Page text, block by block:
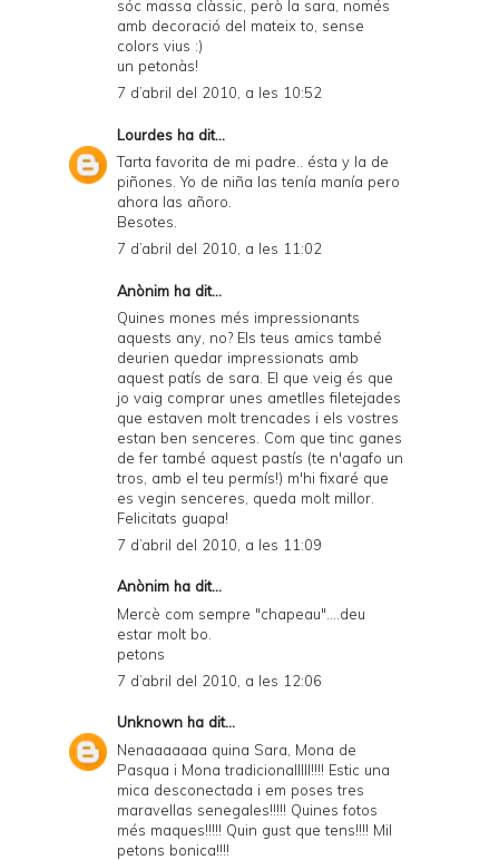
sóc massa clàssic, però la sara, només
amb decoració del mateix to, sense
colors vius :)
un petonàs!
7 d’abril del 2010, a les 10:52
Lourdes ha dit...
Tarta favorita de mi padre.. ésta y la de
piñones. Yo de niña las tenía manía pero
ahora las añoro.
Besotes.
7 d’abril del 2010, a les 11:02
Anònim ha dit...
Quines mones més impressionants
aquests any, no? Els teus amics també
deurien quedar impressionats amb
aquest patís de sara. El que veig és que
jo vaig comprar unes ametlles filetejades
que estaven molt trencades i els vostres
estan ben senceres. Com que tinc ganes
de fer també aquest pastís (te n'agafo un
tros, amb el teu permís!) m'hi fixaré que
es vegin senceres, queda molt millor.
Felicitats guapa!
7 d’abril del 2010, a les 11:09
Anònim ha dit...
Mercè com sempre "chapeau"....deu
estar molt bo.
petons
7 d’abril del 2010, a les 12:06
Unknown ha dit...
Nenaaaaaaa quina Sara, Mona de
Pasqua i Mona tradicionalllll!!!! Estic una
mica desconectada i em poses tres
maravellas senegales!!!!! Quines fotos
més maques!!!!! Quin gust que tens!!!! Mil
petons bonica!!!!